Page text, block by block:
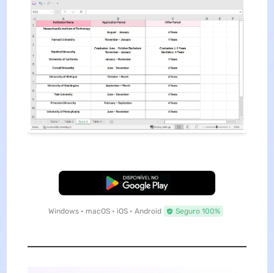
Baixar Grátis
Windows • macOS • iOS • Android Seguro 100%